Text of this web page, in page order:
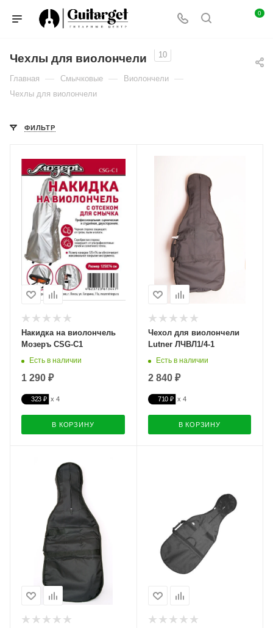
0
Чехлы для виолончели 10
Главная — Смычковые — Виолончели —
Чехлы для виолончели
ФИЛЬТР
Накидка на виолончель
Мозеръ CSG-C1
Есть в наличии
1 290 ₽
323 ₽
В КОРЗИНУ
Чехол для виолончели
Lutner ЛЧВЛ1/4-1
Есть в наличии
2 840 ₽
710 ₽
В КОРЗИНУ